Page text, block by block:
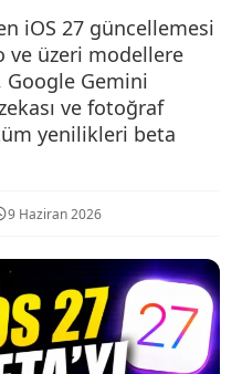
iOS 27 güncellemesi
ve üzeri modellere
Gemini
ve fotoğraf
yenilikleri beta
9 Haziran 2026